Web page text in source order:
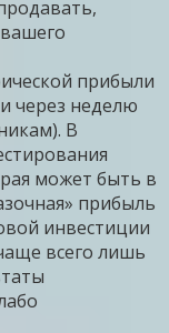
прибыли
через неделю
В
может быть в
прибыль
инвестиции
всего лишь